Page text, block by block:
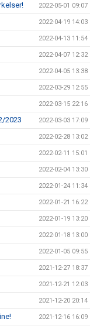
2022-05-01 09:07
2022-04-19 14:03
2022-04-13 11:54
2022-04-07 12:32
2022-04-05 13:38
2022-03-29 12:55
2022-03-15 22:16
2023 2022-03-03 17:09
2022-02-28 13:02
2022-02-11 15:01
2022-02-04 13:30
2022-01-24 11:34
2022-01-21 16:22
2022-01-19 13:20
2022-01-18 13:00
2022-01-05 09:55
2021-12-27 18:37
2021-12-21 12:03
2021-12-20 20:14
2021-12-16 16:09